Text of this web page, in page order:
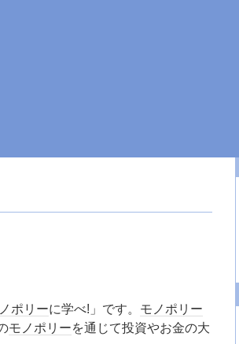
ポリーに学べ!」です。 モノポリー
モノポリーを通じて投資やお金の大